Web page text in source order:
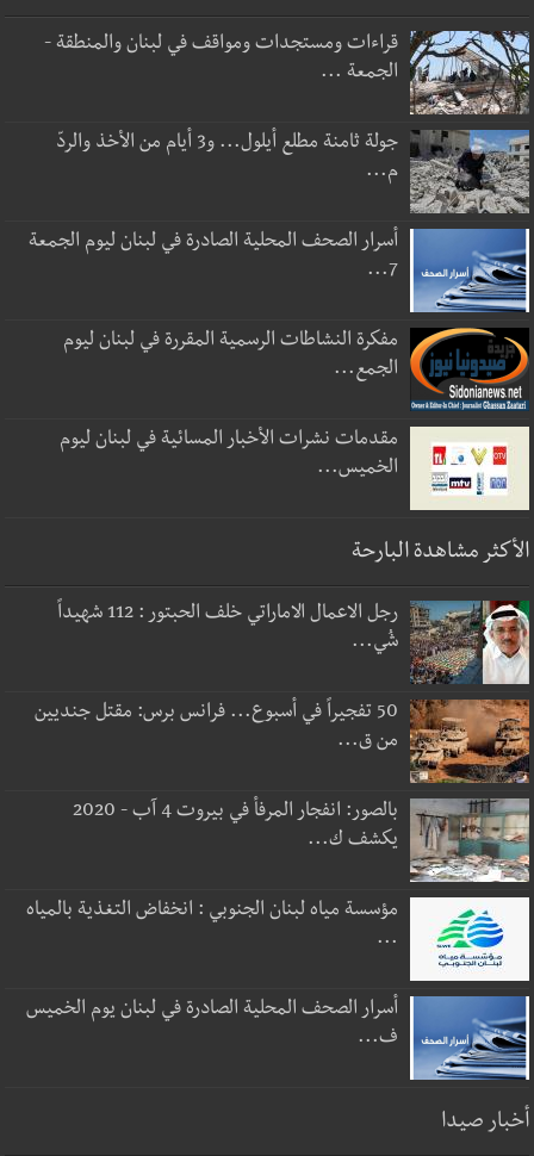
قراءات ومستجدات ومواقف في لبنان والمنطقة -
الجمعة ...
جولة ثامنة مطلع أيلول... و3 أيام من الأخذ والردّ
م...
أسرار الصحف المحلية الصادرة في لبنان ليوم الجمعة
7...
مفكرة النشاطات الرسمية المقررة في لبنان ليوم
الجمع...
مقدمات نشرات الأخبار المسائية في لبنان ليوم
الخميس...
الأكثر مشاهدة البارحة
رجل الاعمال الاماراتي خلف الحبتور : 112 شهيداً
شُي...
50 تفجيراً في أسبوع... فرانس برس: مقتل جنديين
من ق...
بالصور: انفجار المرفأ في بيروت 4 آب - 2020
يكشف ك...
مؤسسة مياه لبنان الجنوبي : انخفاض التغذية بالمياه
...
أسرار الصحف المحلية الصادرة في لبنان يوم الخميس
ف...
أخبار صيدا